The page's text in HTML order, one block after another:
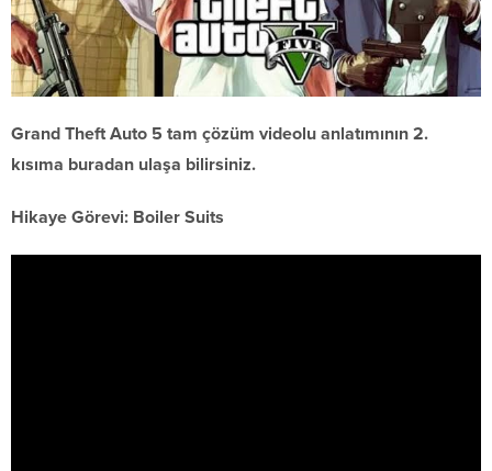
Grand Theft Auto 5 tam çözüm videolu anlatımının 2.
kısıma buradan ulaşa bilirsiniz.
Hikaye Görevi: Boiler Suits